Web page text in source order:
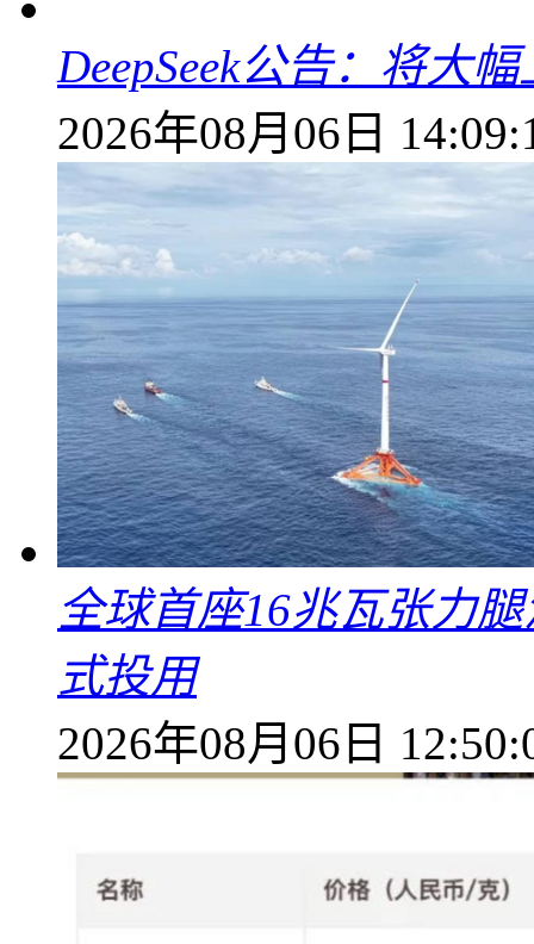
DeepSeek公告：将大
2026年08月06日
全球首座16兆瓦张力
式投用
2026年08月06日